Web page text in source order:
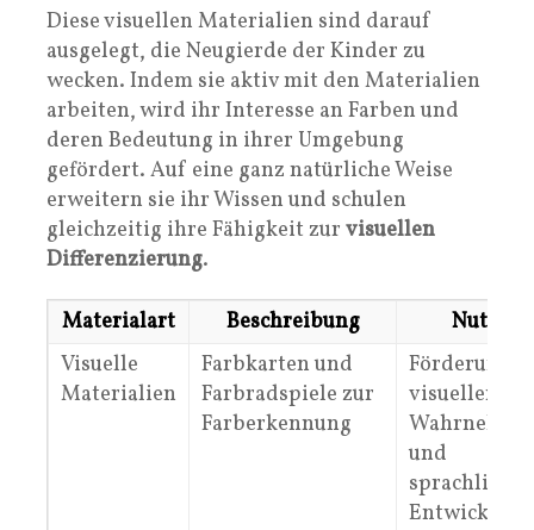
Diese visuellen Materialien sind darauf
ausgelegt, die Neugierde der Kinder zu
wecken. Indem sie aktiv mit den Materialien
arbeiten, wird ihr Interesse an Farben und
deren Bedeutung in ihrer Umgebung
gefördert. Auf eine ganz natürliche Weise
erweitern sie ihr Wissen und schulen
gleichzeitig ihre Fähigkeit zur visuellen
Differenzierung.
Materialart Beschreibung
Nutzen
Visuelle
Materialien
Farbkarten und
Farbradspiele zur
Farberkennung
Förderung
visuellen
und
sprachlichen
Entwicklung